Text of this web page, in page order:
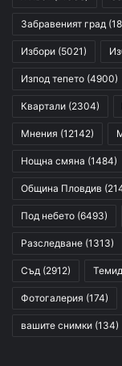
Забравеният град
Избори (5021)
Изпод тепето (4900)
Квартали (2304)
Мнения (12142)
Нощна смяна (1484)
Община Пловдив
Под небето (6493)
Разследване (1313)
Съд (2912)
Фотогалерия (174)
вашите снимки (134)